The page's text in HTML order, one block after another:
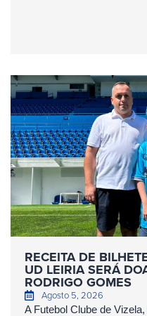
RECEITA DE
UD LEIRIA SERÁ
RODRIGO GOMES
Agosto 5, 2026
A Futebol Clube de